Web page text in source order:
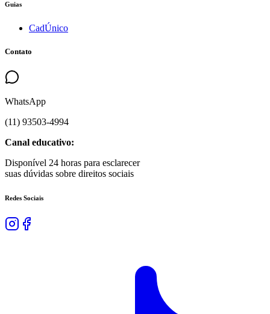
Guias
CadÚnico
Contato
WhatsApp
(11) 93503-4994
Canal educativo:
Disponível 24 horas para esclarecer
suas dúvidas sobre direitos sociais
Redes Sociais